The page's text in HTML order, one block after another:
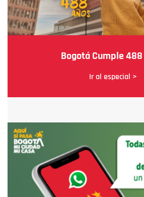
Bogotá Cumple 488
Ir al especial >